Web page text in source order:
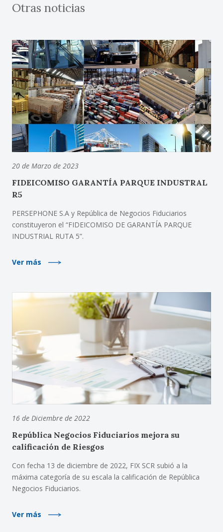
Otras noticias
20 de Marzo de 2023
FIDEICOMISO GARANTÍA PARQUE INDUSTRAL
R5
PERSEPHONE S.A y República de Negocios Fiduciarios
constituyeron el “FIDEICOMISO DE GARANTÍA PARQUE
INDUSTRIAL RUTA 5”.
Ver más
16 de Diciembre de 2022
República Negocios Fiduciarios mejora su
calificación de Riesgos
Con fecha 13 de diciembre de 2022, FIX SCR subió a la
máxima categoría de su escala la calificación de República
Negocios Fiduciarios.
Ver más